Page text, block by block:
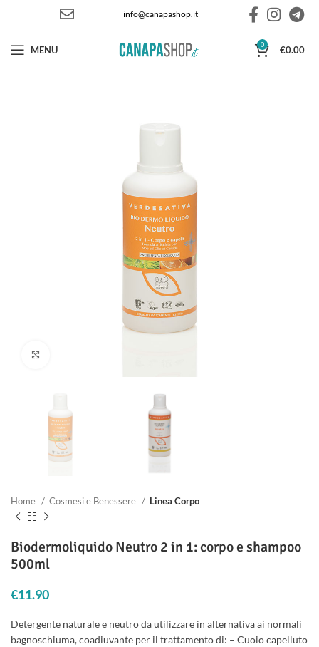
info@canapashop.it
MENU 0 €0.00
Home Cosmesi e Benessere Linea Corpo
Biodermoliquido Neutro 2 in 1: corpo e shampoo
500ml
€11.90
Detergente naturale e neutro da utilizzare in alternativa ai normali
bagnoschiuma, coadiuvante per il trattamento di: – Cuoio capelluto